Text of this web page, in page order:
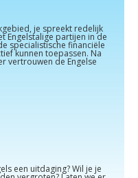
je spreekt redelijk
Engelstalige partijen in de
specialistische financiële
kunnen toepassen. Na
vertrouwen de Engelse
een uitdaging? Wil je je